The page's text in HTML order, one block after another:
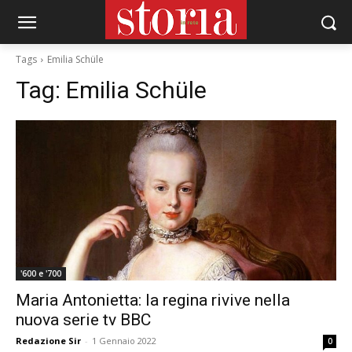
Tags Emilia Schüle
Tag: Emilia Schüle
'600 e '700
Maria Antonietta: la regina rivive nella
nuova serie tv BBC
Redazione Sir - 1 Gennaio 2022 0